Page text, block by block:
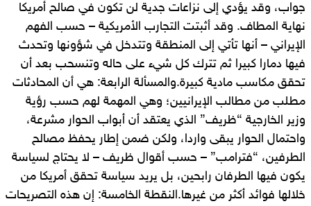
جواب، وقد يؤدي إلى نزاعات جدية لن تكون في صالح أمريكا
نهاية المطاف. وقد أثبتت التجارب الأمريكية – حسب الفهم
الإيراني – أنها تأتي إلى المنطقة وتتدخل في شؤونها وتحدث
فيها دمارا كبيرا ثم تترك كل شيء على حاله وتنسحب بعد أن
تحقق مكاسب مادية كبيرة.والمسألة الرابعة: هي أن المحادثات
مطلب من مطالب الإيرانيين؛ وهي المهمة لهم حسب رؤية
وزير الخارجية “ظريف” الذي يعتقد أن أبواب الحوار مشرعة،
واحتمال الحوار يبقى واردا، ولكن ضمن إطار يحفظ مصالح
الطرفين، “فترامب” – حسب أقوال ظريف – لا يحتاج لسياسة
يكون فيها الطرفان رابحين، بل يريد سياسة تحقق أمريكا من
خلالها فوائد أكثر من غيرها.النقطة الخامسة: إن هذه التصريحات